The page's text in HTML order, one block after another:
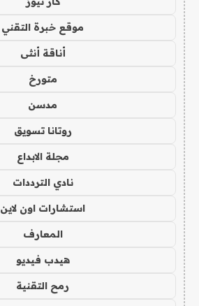
موقع خبرة التقني
أناقة أنثى
متورخ
مدسن
روتانا تسويق
مجلة الابداع
نادي الترددات
استشارات اون لاين
المعارف
هيدب فيديو
رمح التقنية